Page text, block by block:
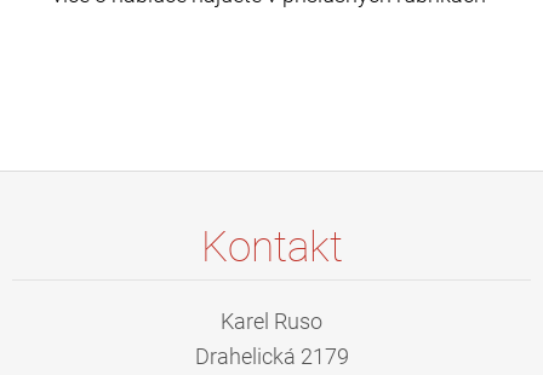
Kontakt
Karel Ruso
Drahelická 2179